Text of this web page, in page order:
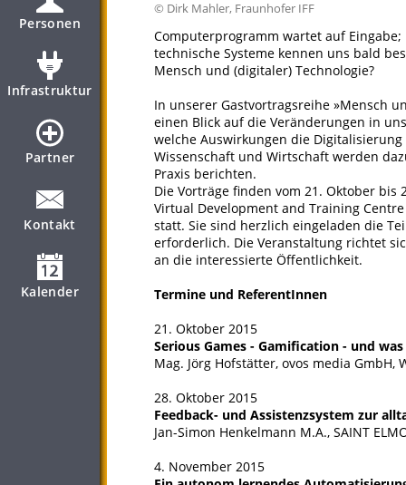
Personen
Infrastruktur
Partner
Kontakt
Kalender
© Dirk Mahler, Fraunhofer IFF
Computerprogramm wartet auf
technische Systeme kennen uns bald
Mensch und (digitaler) Technologie?
In unserer Gastvortragsreihe »Mensch
einen Blick auf die Veränderungen in
welche Auswirkungen die
Wissenschaft und Wirtschaft werden
Praxis berichten.
Die Vorträge finden vom 21. Oktober
Virtual Development and Training
statt. Sie sind herzlich eingeladen die
erforderlich. Die Veranstaltung richtet
an die interessierte Öffentlichkeit.
Termine und ReferentInnen
21. Oktober 2015
Serious Games - Gamification - und
Mag. Jörg Hofstätter, ovos media GmbH,
28. Oktober 2015
Feedback- und Assistenzsystem zur
Jan-Simon Henkelmann M.A., SAINT
4. November 2015